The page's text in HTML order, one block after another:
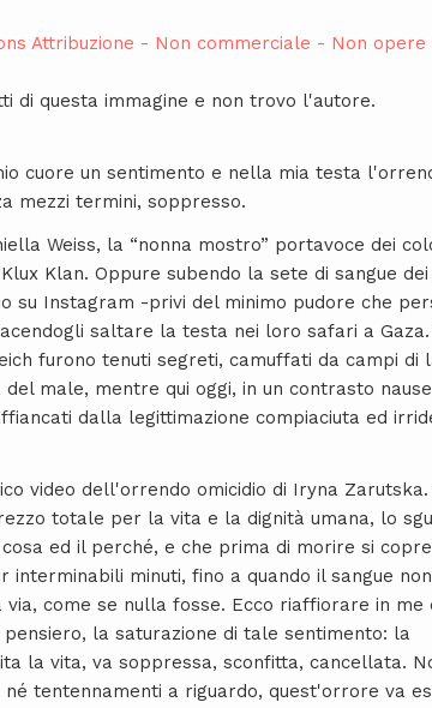
Attribuzione - Non commerciale - Non
di questa immagine e non trovo l'autore.
cuore un sentimento e nella mia testa
mezzi termini, soppresso.
Weiss, la “nonna mostro” portavoce dei
Klan. Oppure subendo la sete di sangue
su Instagram -privi del minimo pudore che
saltare la testa nei loro safari a
furono tenuti segreti, camuffati da campi di
male, mentre qui oggi, in un contrasto
dalla legittimazione compiaciuta ed
video dell'orrendo omicidio di Iryna
totale per la vita e la dignità umana, lo
ed il perché, e che prima di morire si
minuti, fino a quando il sangue
come se nulla fosse. Ecco riaffiorare in me
la saturazione di tale sentimento: la
la vita, va soppressa, sconfitta, cancellata.
tentennamenti a riguardo, quest'orrore va